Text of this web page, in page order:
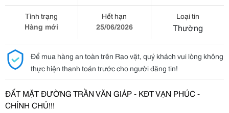
Tình trạng
Hàng mới
Hết hạn
25/06/2026
Loại tin
Thường
Để mua hàng an toàn trên Rao vặt, quý khách vui lòng không
thực hiện thanh toán trước cho người đăng tin!
ĐẤT MẶTĐƯỜNG TRẦN VĂN GIÁP - KĐT VẠN PHÚC -
CHÍNH CHỦ!!!